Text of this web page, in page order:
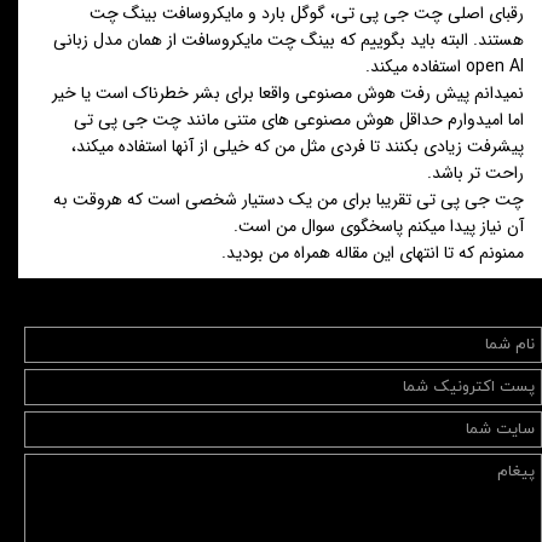
رقبای اصلی چت جی پی تی، گوگل بارد و مایکروسافت بینگ چت
هستند. البته باید بگوییم که بینگ چت مایکروسافت از همان مدل زبانی
open AI استفاده میکند.
نمیدانم پیش رفت هوش مصنوعی واقعا برای بشر خطرناک است یا خیر
اما امیدوارم حداقل هوش مصنوعی های متنی مانند چت جی پی تی
پیشرفت زیادی بکنند تا فردی مثل من که خیلی از آنها استفاده میکند،
راحت تر باشد.
چت جی پی تی تقریبا برای من یک دستیار شخصی است که هروقت به
آن نیاز پیدا میکنم پاسخگوی سوال من است.
ممنونم که تا انتهای این مقاله همراه من بودید.